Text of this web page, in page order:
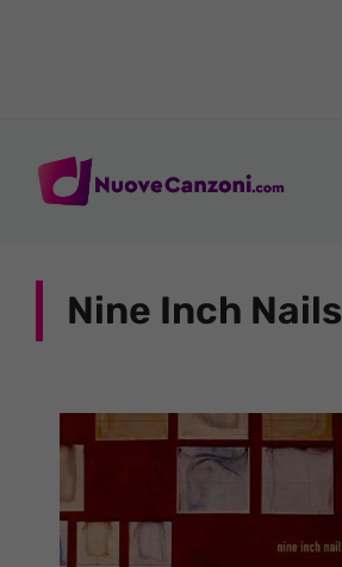
Nine Inch Nails